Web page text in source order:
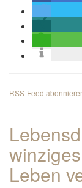
RSS-Feed
Leben